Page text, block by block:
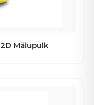
Mälupulk